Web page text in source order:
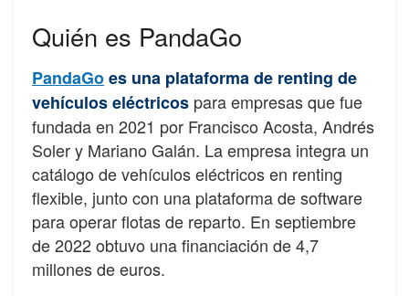
Quién es PandaGo
PandaGoes una plataforma de renting de
vehículos eléctricos para empresas que fue
fundada en 2021 por Francisco Acosta, Andrés
Soler y Mariano Galán. La empresa integra un
catálogo de vehículos eléctricos en renting
flexible, junto con una plataforma de software
para operar flotas de reparto. En septiembre
de 2022 obtuvo una financiación de 4,7
millones de euros.